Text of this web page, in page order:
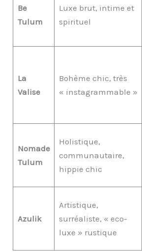
Be
Tulum
Luxe brut, intime et
spirituel
La
Valise
Bohème chic, très
« instagrammable »
Nomade
Tulum
Holistique,
communautaire,
hippie chic
Azulik
Artistique,
surréaliste, « eco-
luxe » rustique